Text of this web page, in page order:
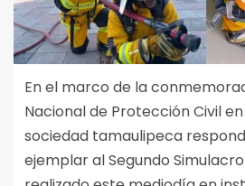
En el marco de la
Nacional de Protección Civil en
sociedad tamaulipeca
ejemplar al Segundo